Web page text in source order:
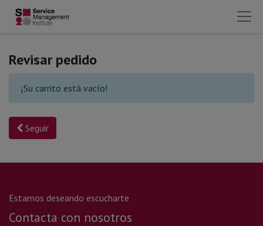
Revisar pedido
¡Su carrito está vacío!
Seguir
Estamos deseando escucharte
Contacta con nosotros